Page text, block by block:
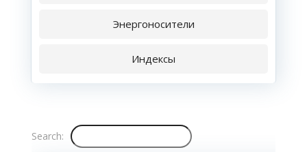
Энергоносители
Индексы
Search: